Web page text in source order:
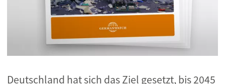
Deutschland hat sich das Ziel gesetzt, bis 2045